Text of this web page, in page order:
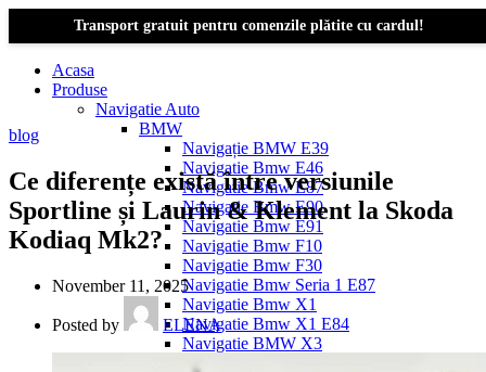
Transport gratuit pentru comenzile plătite cu cardul!
Acasa
Produse
Navigatie Auto
BMW
Navigație BMW E39
Navigatie Bmw E46
Navigatie Bmw E87
Navigatie Bmw E90
Navigatie Bmw E91
Navigatie Bmw F10
Navigatie Bmw F30
Navigatie Bmw Seria 1 E87
Navigatie Bmw X1
Navigatie Bmw X1 E84
Navigatie BMW X3
blog
Ce diferențe există între versiunile
Sportline și Laurin & Klement la Skoda
Kodiaq Mk2?
November 11, 2025
Posted by ELENA